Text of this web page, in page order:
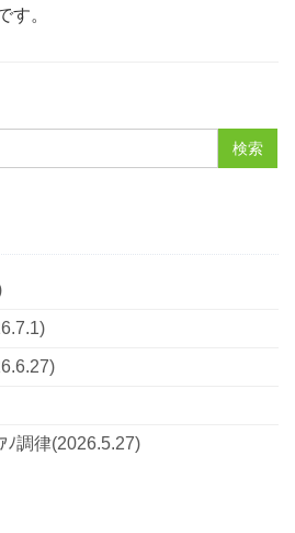
す。
ﾉ調律(2026.5.27)